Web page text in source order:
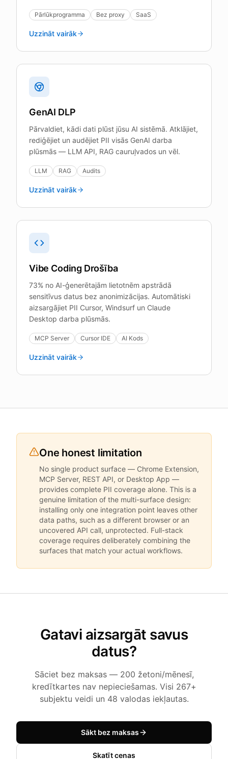
Pārlūkprogramma Bez proxy SaaS
Uzzināt vairāk
GenAI DLP
Pārvaldiet, kādi dati plūst jūsu AI sistēmā. Atklājiet,
rediģējiet un audējiet PII visās GenAI darba
plūsmās — LLM API, RAG cauruļvados un vēl.
LLM RAG Audits
Uzzināt vairāk
Vibe Coding Drošība
73% no AI-ģenerētajām lietotnēm apstrādā
sensitīvus datus bez anonimizācijas. Automātiski
aizsargājiet PII Cursor, Windsurf un Claude
Desktop darba plūsmās.
MCP Server Cursor IDE AI Kods
Uzzināt vairāk
One honest limitation
No single product surface — Chrome Extension,
MCP Server, REST API, or Desktop App —
provides complete PII coverage alone. This is a
genuine limitation of the multi-surface design:
installing only one integration point leaves other
data paths, such as a different browser or an
uncovered API call, unprotected. Full-stack
coverage requires deliberately combining the
surfaces that match your actual workflows.
Gatavi aizsargāt savus
datus?
Sāciet bez maksas — 200 žetoni/mēnesī,
kredītkartes nav nepieciešamas. Visi 267+
subjektu veidi un 48 valodas iekļautas.
Sākt bez maksas
Skatīt cenas